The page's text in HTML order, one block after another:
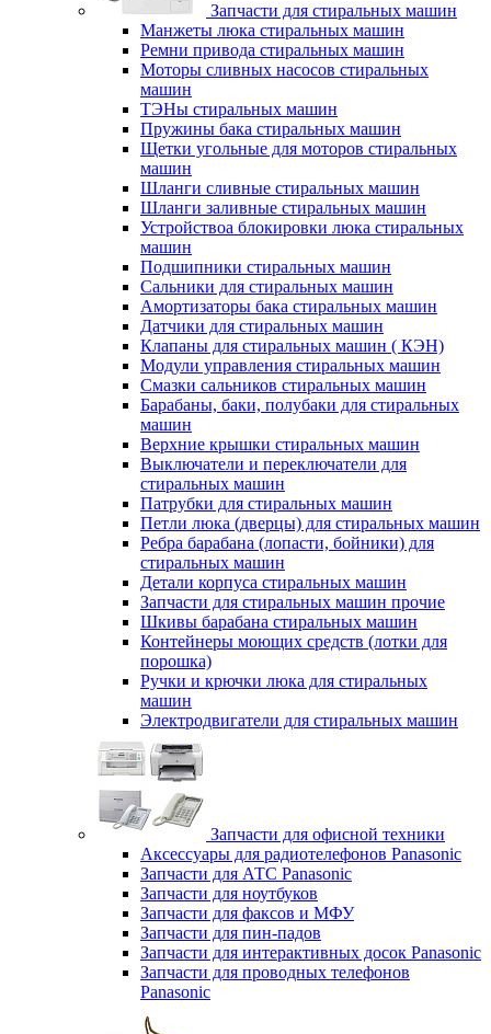
Запчасти для стиральных машин
Манжеты люка стиральных машин
Ремни привода стиральных машин
Моторы сливных насосов стиральных
машин
ТЭНы стиральных машин
Пружины бака стиральных машин
Щетки угольные для моторов стиральных
машин
Шланги сливные стиральных машин
Шланги заливные стиральных машин
Устройствоа блокировки люка стиральных
машин
Подшипники стиральных машин
Сальники для стиральных машин
Амортизаторы бака стиральных машин
Датчики для стиральных машин
Клапаны для стиральных машин ( КЭН)
Модули управления стиральных машин
Смазки сальников стиральных машин
Барабаны, баки, полубаки для стиральных
машин
Верхние крышки стиральных машин
Выключатели и переключатели для
стиральных машин
Патрубки для стиральных машин
Петли люка (дверцы) для стиральных машин
Ребра барабана (лопасти, бойники) для
стиральных машин
Детали корпуса стиральных машин
Запчасти для стиральных машин прочие
Шкивы барабана стиральных машин
Контейнеры моющих средств (лотки для
порошка)
Ручки и крючки люка для стиральных
машин
Электродвигатели для стиральных машин
Запчасти для офисной техники
Аксессуары для радиотелефонов Panasonic
Запчасти для АТС Panasonic
Запчасти для ноутбуков
Запчасти для факсов и МФУ
Запчасти для пин-падов
Запчасти для интерактивных досок Panasonic
Запчасти для проводных телефонов
Panasonic